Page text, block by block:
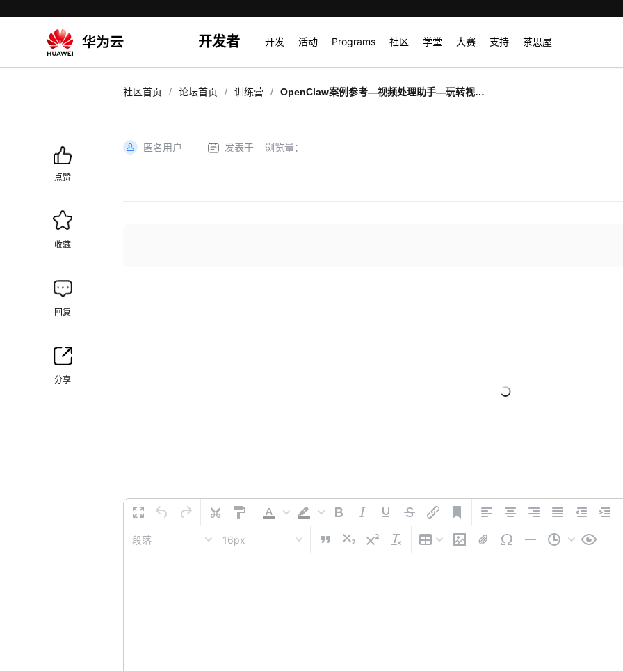
开发者 开发 活动 Programs 社区 学堂 大赛 支持 茶思屋
社区首页 / 论坛首页 / 训练营 /
OpenClaw案例参考—视频处理助手—玩转视频
点赞
收藏
回复
分享
匿名用户 发表于 浏览量：
段落 16px